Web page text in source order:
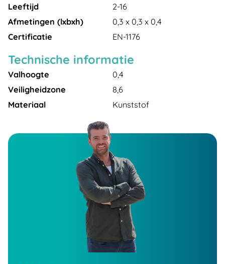
Leeftijd
2-16
Afmetingen (lxbxh)
0,3 x 0,3 x 0,4
Certificatie
EN-1176
Technische informatie
Valhoogte
0,4
Veiligheidzone
8,6
Materiaal
Kunststof